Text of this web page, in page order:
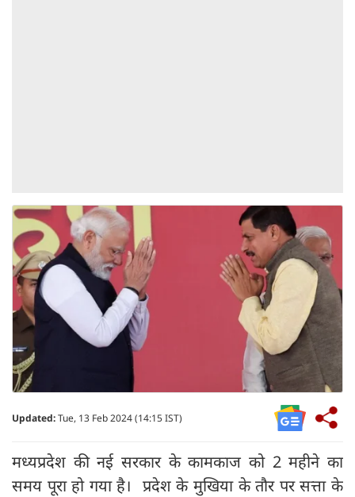
Updated:Tue, 13 Feb 2024 (14:15 IST)
मध्यप्रदेश की नई सरकार के कामकाज को 2 महीने का
समय पूरा हो गया है। प्रदेश के मुखिया के तौर पर सत्ता के